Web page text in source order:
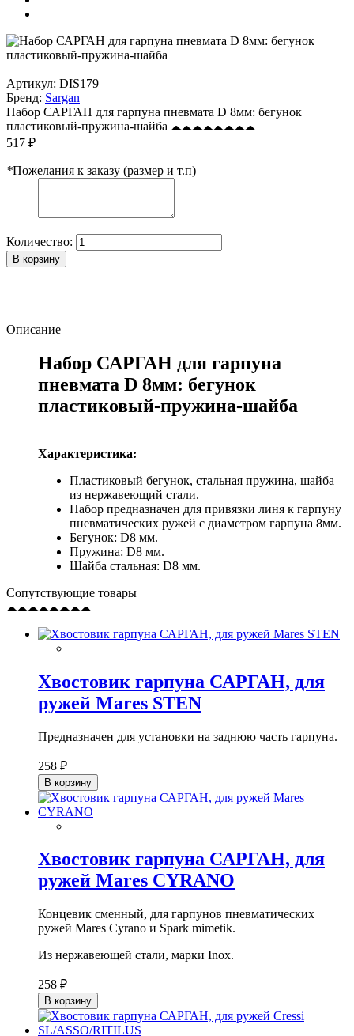
Артикул: DIS179
Бренд: Sargan
Набор САРГАН для гарпуна пневмата D 8мм: бегунок
пластиковый-пружина-шайба
517 ₽
*Пожелания к заказу (размер и т.п)
Количество:
В корзину
Описание
Набор САРГАН для гарпуна
пневмата D 8мм: бегунок
пластиковый-пружина-шайба
Характеристика:
Пластиковый бегунок, стальная пружина, шайба
из нержавеющий стали.
Набор предназначен для привязки линя к гарпуну
пневматических ружей с диаметром гарпуна 8мм.
Бегунок: D8 мм.
Пружина: D8 мм.
Шайба стальная: D8 мм.
Сопутствующие товары
Хвостовик гарпуна САРГАН, для
ружей Mares STEN
Предназначен для установки на заднюю часть гарпуна.
258 ₽
В корзину
Хвостовик гарпуна САРГАН, для
ружей Mares CYRANO
Концевик сменный, для гарпунов пневматических
ружей Mares Cyrano и Spark mimetik.
Из нержавеющей стали, марки Inox.
258 ₽
В корзину